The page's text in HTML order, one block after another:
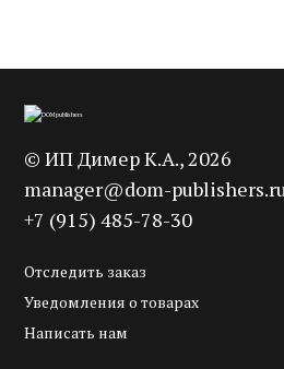
© ИП Димер К.А., 2026
manager@dom-publishers.ru
+7 (915) 485-78-30
Отследить заказ
Уведомления о товарах
Написать нам